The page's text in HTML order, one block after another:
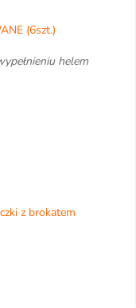
(6szt.)
helem
z brokatem